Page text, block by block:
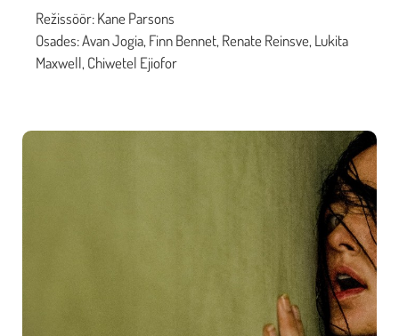
Režissöör: Kane Parsons
Osades: Avan Jogia, Finn Bennet, Renate Reinsve, Lukita
Maxwell, Chiwetel Ejiofor